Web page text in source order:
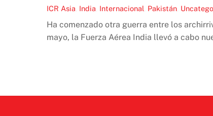
ICR Asia India Internacional Pakistán
Ha comenzado otra guerra entre los
mayo, la Fuerza Aérea India llevó a cabo